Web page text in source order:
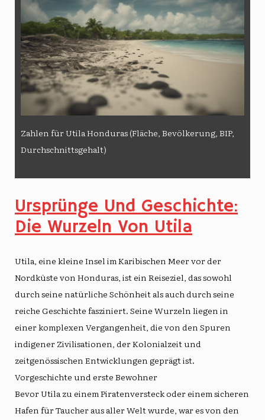
Zahlen für Utila Honduras (Fläche, Bevölkerung, BIP,
Durchschnittsgehalt)
Ursprünge Und Geschichte:
Die Wurzeln Von Utila
Utila, eine kleine Insel im Karibischen Meer vor der
Nordküste von Honduras, ist ein Reiseziel, das sowohl
durch seine natürliche Schönheit als auch durch seine
reiche Geschichte fasziniert. Seine Wurzeln liegen in
einer komplexen Vergangenheit, die von den Spuren
indigener Zivilisationen, der Kolonialzeit und
zeitgenössischen Entwicklungen geprägt ist.
Vorgeschichte und erste Bewohner
Bevor Utila zu einem Piratenversteck oder einem sicheren
Hafen für Taucher aus aller Welt wurde, war es von den